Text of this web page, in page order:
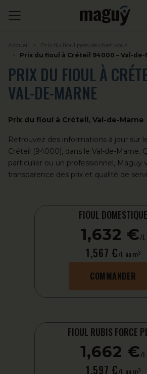
Accueil
Prix du fioul près de chez vous
Prix du fioul à Créteil 94000 – Val-de-
PRIX DU FIOUL À
VAL-DE-MARNE
Prix du fioul à Créteil, Val-de-Marne
Retrouvez des informations à jour sur
Créteil (94000), dans le Val-de-Marne.
particulier ou un professionnel, Maguy
transparence des prix et qualité de
FIOUL DOMESTIQUE
1,632 €/L
1,567 €/L au m3
COMMANDER
FIOUL RUBIS FORCE
1,662 €/L
1,597 €/L au m3